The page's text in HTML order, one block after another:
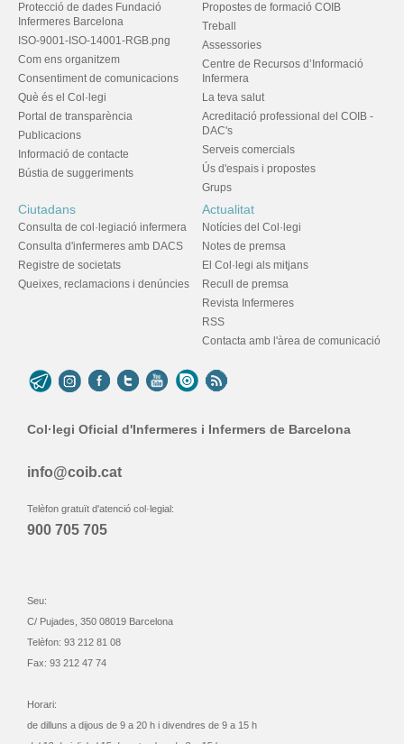
Protecció de dades Fundació
Infermeres Barcelona
ISO-9001-ISO-14001-RGB.png
Com ens organitzem
Consentiment de comunicacions
Què és el Col·legi
Portal de transparència
Publicacions
Informació de contacte
Bústia de suggeriments
Propostes de formació COIB
Treball
Assessories
Centre de Recursos d’Informació
Infermera
La teva salut
Acreditació professional del COIB -
DAC's
Serveis comercials
Ús d'espais i propostes
Grups
Ciutadans
Consulta de col·legiació infermera
Consulta d'infermeres amb DACS
Registre de societats
Queixes, reclamacions i denúncies
Actualitat
Notícies del Col·legi
Notes de premsa
El Col·legi als mitjans
Recull de premsa
Revista Infermeres
RSS
Contacta amb l'àrea de comunicació
Col·legi Oficial d'Infermeres i Infermers de Barcelona
info@coib.cat
Telèfon gratuït d'atenció col·legial:
900 705 705
Seu:
C/ Pujades, 350 08019 Barcelona
Telèfon: 93 212 81 08
Fax: 93 212 47 74
Horari:
de dilluns a dijous de 9 a 20 h i divendres de 9 a 15 h